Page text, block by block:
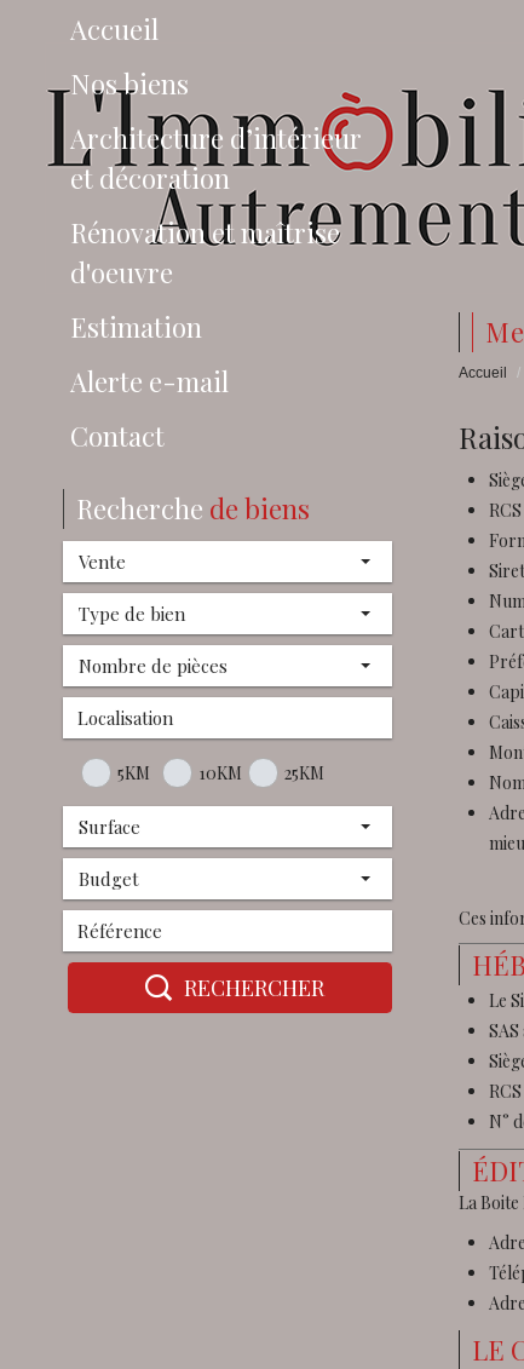
Accueil
Nos biens
Architecture d’intérieur
et décoration
Rénovation et maîtrise
d'oeuvre
Estimation
Alerte e-mail
Contact
Recherche de biens
Vente
Type de bien
Nombre de pièces
5KM 10KM 25KM
Surface
Budget
RECHERCHER
Accueil
Ces
Le
N°
La
LE